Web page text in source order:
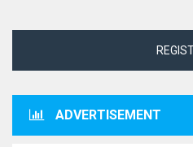
ADVERTISEMENT